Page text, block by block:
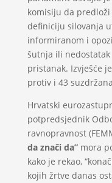
komisiju da predloži
definiciju silovanja
informiranom i
šutnja ili
pristanak. Izvješće
protiv i 43
Hrvatski
potpredsjednik
ravnopravnost
da znači da”mora
kako je rekao,
kojih žrtve danas